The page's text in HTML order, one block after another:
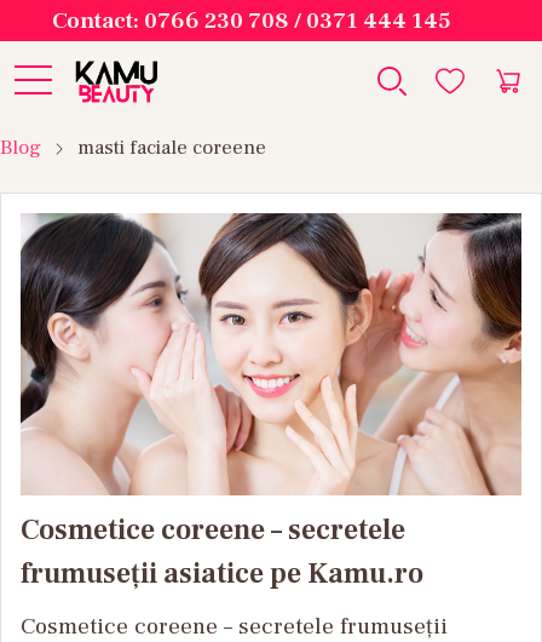
Contact: 0766 230 708 / 0371 444 145
Blog masti faciale coreene
Cosmetice coreene – secretele
frumuseții asiatice pe Kamu.ro
Cosmetice coreene – secretele frumuseții